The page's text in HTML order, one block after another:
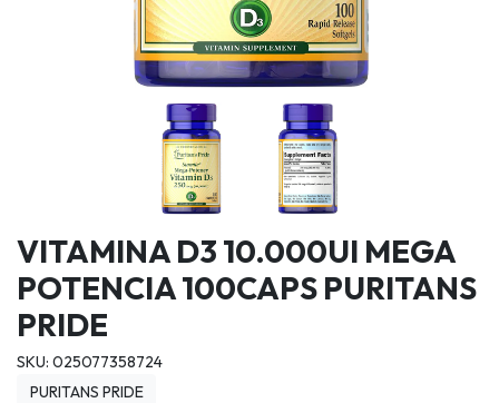
VITAMINA D3 10.000UI MEGA
POTENCIA 100CAPS PURITANS
PRIDE
SKU: 025077358724
PURITANS PRIDE